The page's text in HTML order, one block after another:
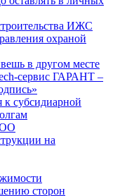
ИЖС
охраной
в другом месте
сервис ГАРАНТ –
к субсидиарной
на
сторон